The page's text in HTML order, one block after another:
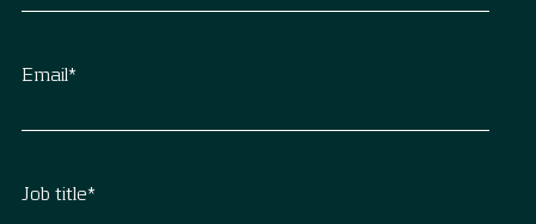
Email*
Job title*